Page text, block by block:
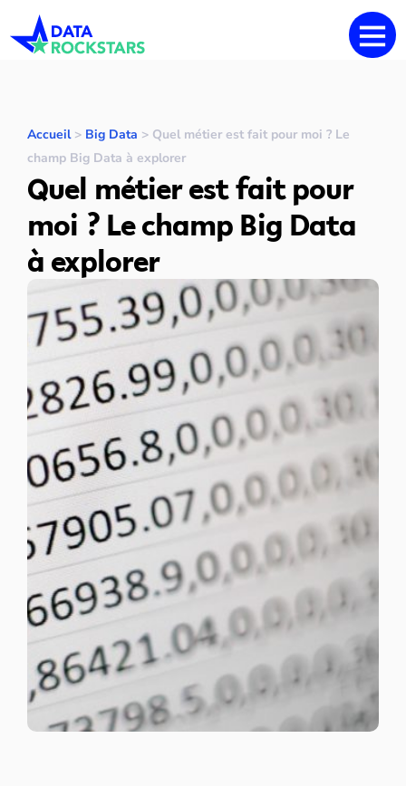
Accueil> Big Data > Quel métier est fait pour moi ? Le
champ Big Data à explorer
Quel métier est fait pour
moi ? Le champ Big Data
à explorer